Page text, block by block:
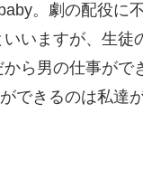
。劇の配役に
いますが、生
ら男の仕事がで
できるのは私達